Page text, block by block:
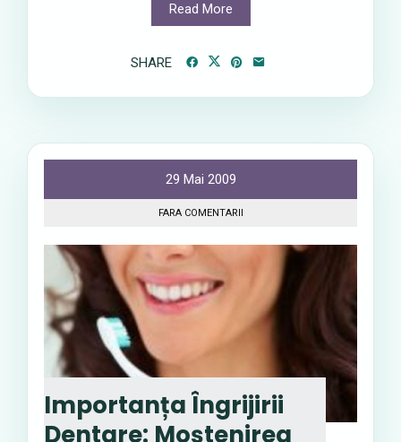
Read More
SHARE
29 Mai 2009
FARA COMENTARII
Importanța Îngrijirii
Dentare: Moștenirea